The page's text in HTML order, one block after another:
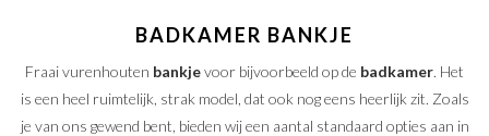
BADKAMER BANKJE
Fraai vurenhouten bankjevoor bijvoorbeeld op de badkamer. Het
is een heel ruimtelijk, strak model, dat ook nog eens heerlijk zit. Zoals
je van ons gewend bent, bieden wij een aantal standaard opties aan in